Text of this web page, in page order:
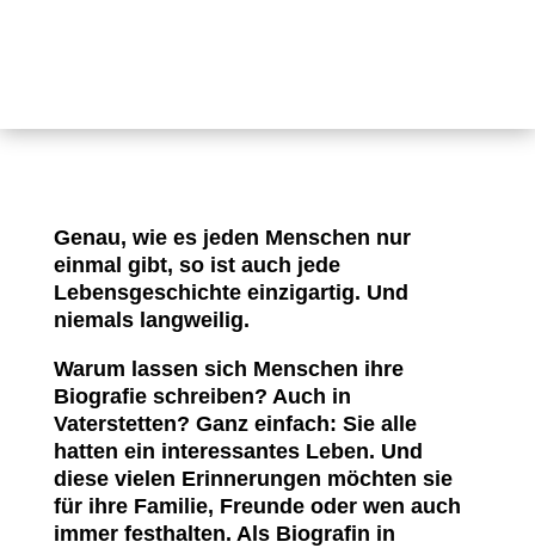
Genau, wie es jeden Menschen nur
einmal gibt, so ist auch jede
Lebensgeschichte einzigartig. Und
niemals langweilig.
Warum lassen sich Menschen ihre
Biografie schreiben? Auch in
Vaterstetten? Ganz einfach: Sie alle
hatten ein interessantes Leben. Und
diese vielen Erinnerungen möchten sie
für ihre Familie, Freunde oder wen auch
immer festhalten. Als Biografin in